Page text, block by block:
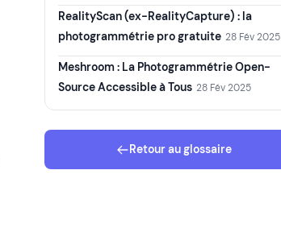
RealityScan (ex-RealityCapture) : la
photogrammétrie pro gratuite 28 Fév 2025
Meshroom : La Photogrammétrie Open-
Source Accessible à Tous 28 Fév 2025
Retour au glossaire